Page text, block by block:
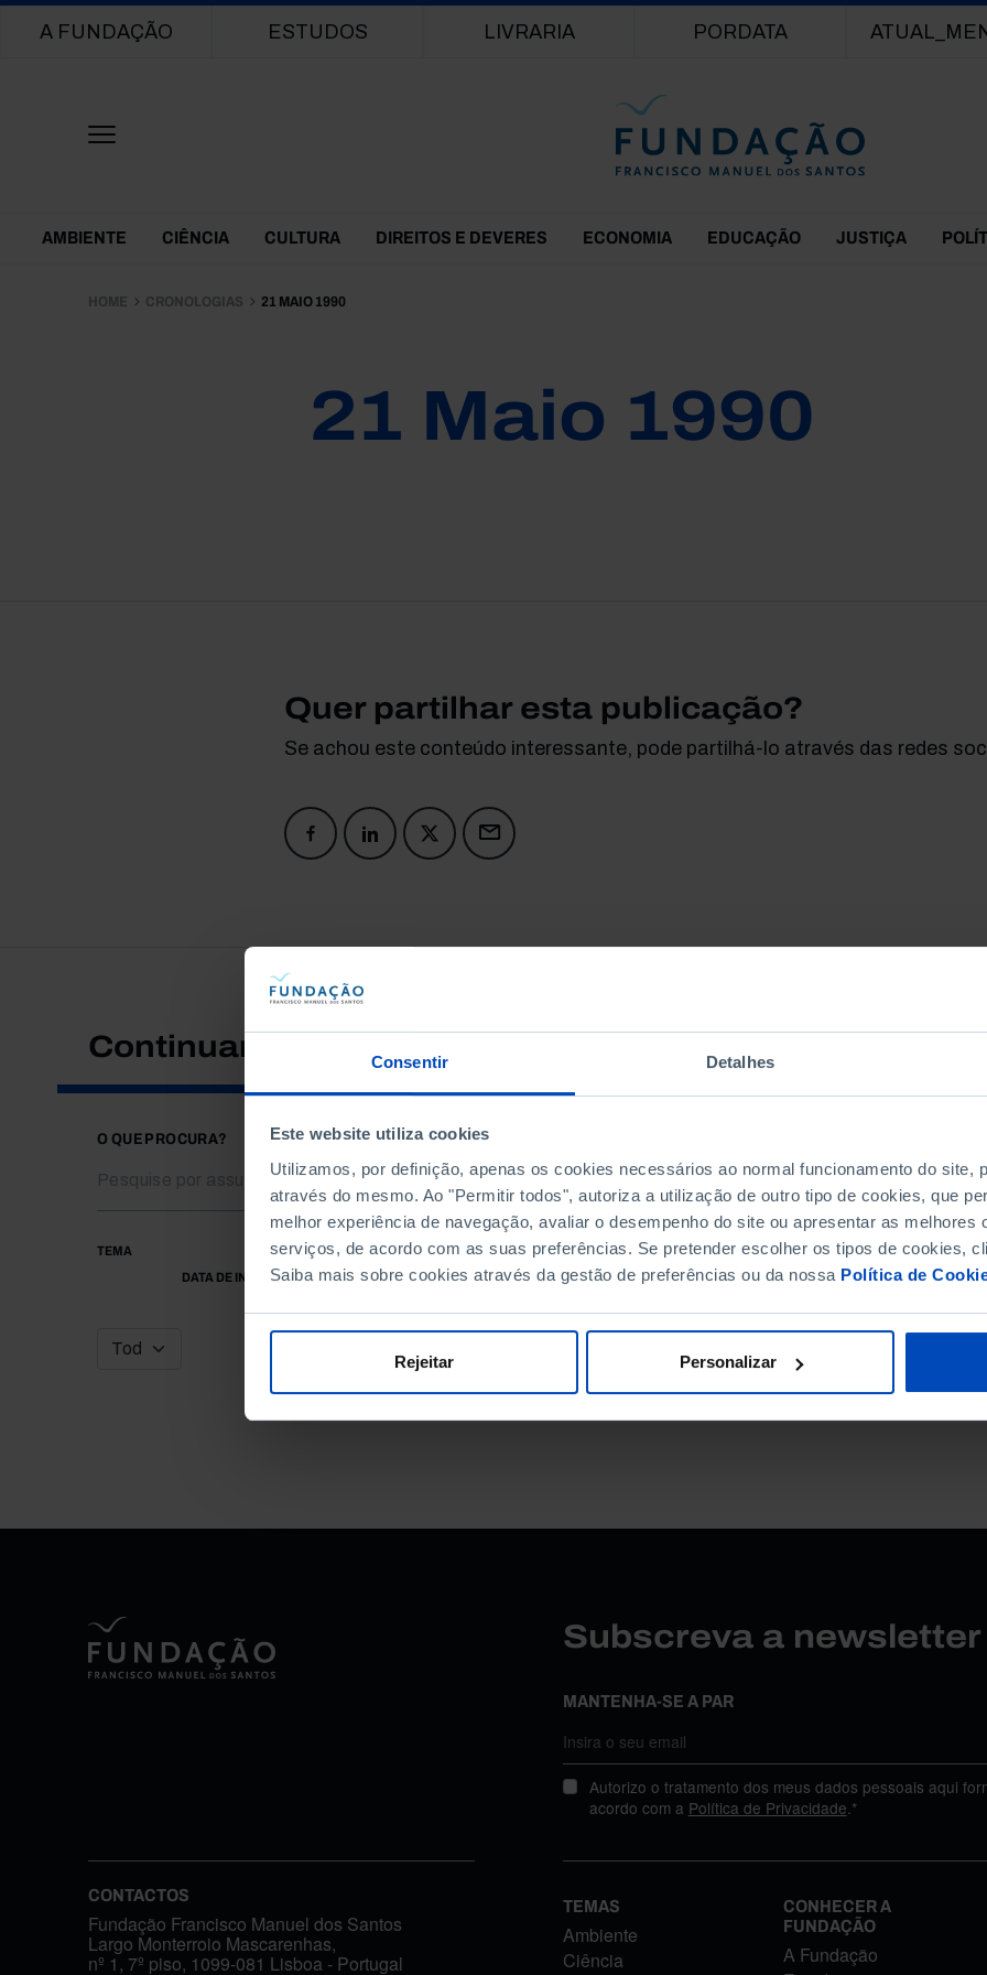
Consentir Detalhes
Este website utiliza cookies
Utilizamos, por definição, apenas os cookies necessários ao normal funcionamento do site,
através do mesmo. Ao "Permitir todos", autoriza a utilização de outro tipo de cookies, que
melhor experiência de navegação, avaliar o desempenho do site ou apresentar as melhores
serviços, de acordo com as suas preferências. Se pretender escolher os tipos de cookies,
Saiba mais sobre cookies através da gestão de preferências ou da nossa Política de
Rejeitar Personalizar
Main navigation
A FUNDAÇÃO ESTUDOS LIVRARIA PORDATA
Themes Menu
AMBIENTE CIÊNCIA CULTURA DIREITOS E DEVERES ECONOMIA EDUCAÇÃO JUSTIÇA
HOME CRONOLOGIAS 21 MAIO 1990
21 Maio 1990
Quer partilhar esta publicação?
Se achou este conteúdo interessante, pode partilhá-lo através das redes
Continuar a pesquisar
O QUE PROCURA?
TEMA
DATA DE INÍCIO
DATA DE FIM
Subscreva a
MANTENHA-SE A PAR
Autorizo o tratamento dos meus dados pessoais aqui
acordo com a Política de Privacidade.*
CONTACTOS
Fundação Francisco Manuel dos Santos
Largo Monterroio Mascarenhas,
nº 1, 7º piso, 1099-081 Lisboa - Portugal
TEMAS
Ambiente
Ciência
CONHECER A
FUNDAÇÃO
A Fundação